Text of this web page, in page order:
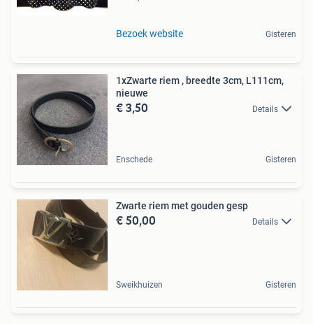
Bezoek website Gisteren
1xZwarte riem , breedte 3cm, L111cm,
nieuwe
€ 3,50 Details
Enschede Gisteren
Zwarte riem met gouden gesp
€ 50,00 Details
Sweikhuizen Gisteren